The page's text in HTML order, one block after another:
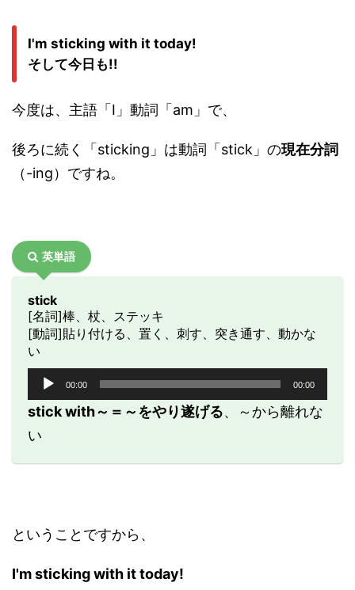
I'm sticking with it today!
そして今日も!!
今度は、主語「I」動詞「am」で、
後ろに続く「sticking」は動詞「stick」の現在分詞
（-ing）ですね。
英単語
stick
[名詞]棒、杖、ステッキ
[動詞]貼り付ける、置く、刺す、突き通す、動かな
い
プ
レ
ー
ヤ
00:00 00:00
stick with～＝～をやり遂げる、～から離れな
い
ということですから、
I'm sticking with it today!